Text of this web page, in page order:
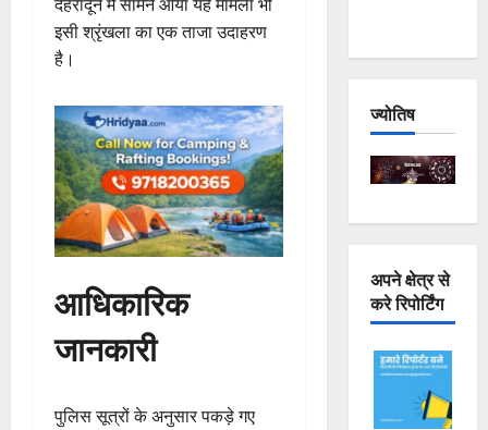
इसी श्रृंखला का एक ताजा उदाहरण
है।
आधिकारिक
जानकारी
पुलिस सूत्रों के अनुसार पकड़े गए
ज्योतिष
अपने क्षेत्र से
करे रिपोर्टिंग